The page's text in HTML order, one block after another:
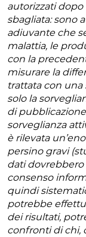
autorizzati
sbagliata: sono
adiuvante che
malattia, le
con la
misurare la
trattata con una
solo la
di
sorveglianza
è rilevata
persino gravi
dati
consenso
quindi
potrebbe
dei risultati,
confronti di chi,